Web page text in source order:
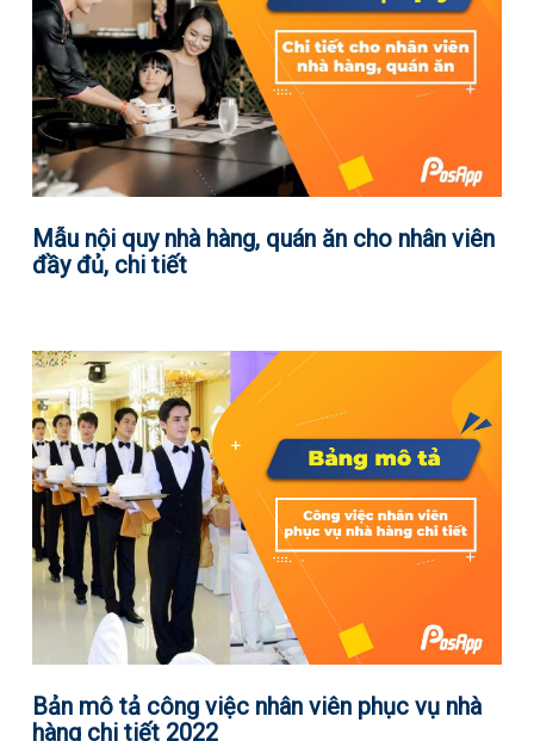
Mẫu nội quy nhà hàng, quán ăn cho nhân viên
đầy đủ, chi tiết
Bản mô tả công việc nhân viên phục vụ nhà
hàng chi tiết 2022